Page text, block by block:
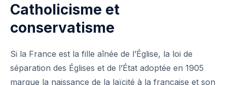
Catholicisme et
conservatisme
Si la France est la fille aînée de l’Église, la loi de
séparation des Églises et de l’État adoptée en 1905
marque la naissance de la laïcité à la française et son